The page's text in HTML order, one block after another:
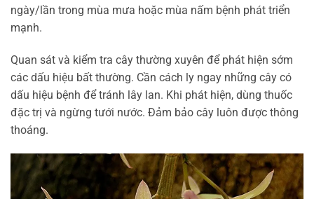
ngày/lần trong mùa mưa hoặc mùa nấm bệnh phát triển
mạnh.
Quan sát và kiểm tra cây thường xuyên để phát hiện sớm
các dấu hiệu bất thường. Cần cách ly ngay những cây có
dấu hiệu bệnh để tránh lây lan. Khi phát hiện, dùng thuốc
đặc trị và ngừng tưới nước. Đảm bảo cây luôn được thông
thoáng.